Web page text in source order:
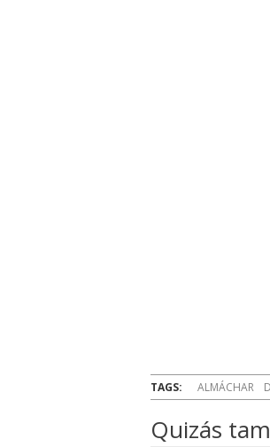
TAGS: ALMÁCHAR
Quizás